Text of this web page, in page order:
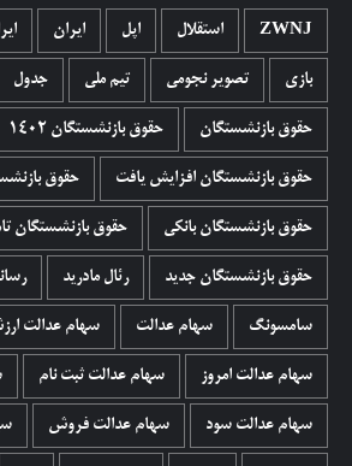
ZWNJ استقلال اپل ایران
بازی تصویر نجومی تیم ملی جدول
حقوق بازنشستگان حقوق بازنشستگان 1402
حقوق بازنشستگان افزایش یافت حقوق
حقوق بازنشستگان بانکی حقوق بازنشستگان
حقوق بازنشستگان جدید رئال مادرید
سامسونگ سهام عدالت سهام عدالت
سهام عدالت امروز سهام عدالت ثبت نام
سهام عدالت سود سهام عدالت فروش